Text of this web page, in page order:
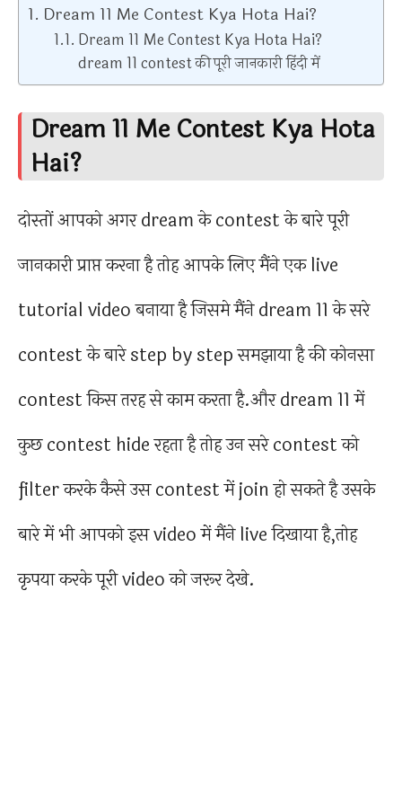
Dream 11 Me Contest Kya Hota Hai?
Dream 11 Me Contest Kya Hota Hai?
dream 11 contest की पूरी जानकारी हिंदी में
Dream 11 Me Contest Kya Hota
Hai?
दोस्तों आपको अगर dream के contest के बारे पूरी
जानकारी प्राप्त करना है तोह आपके लिए मैंने एक live
tutorial video बनाया है जिसमे मैंने dream 11 के सरे
contest के बारे step by step समझाया है की कोनसा
contest किस तरह से काम करता है.और dream 11 में
कुछ contest hide रहता है तोह उन सरे contest को
filter करके कैसे उस contest में join हो सकते है उसके
बारे में भी आपको इस video में मैंने live दिखाया है,तोह
कृपया करके पूरी video को जरूर देखे.